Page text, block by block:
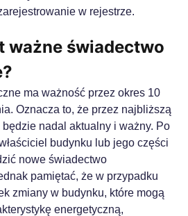
w rejestrze.
ważne świadectwo
ma ważność przez okres 10
Oznacza to, że przez najbliższą
nadal aktualny i ważny. Po
budynku lub jego części
nowe świadectwo
pamiętać, że w przypadku
zmiany w budynku, które mogą
energetyczną,